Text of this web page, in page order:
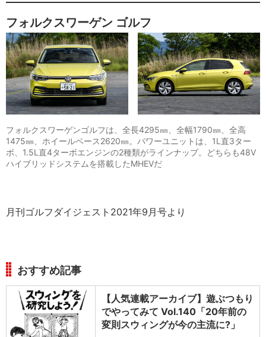
フォルクスワーゲン ゴルフ
フォルクスワーゲンゴルフは、全長4295㎜、全幅1790㎜、全高
1475㎜、ホイールベース2620㎜。パワーユニットは、1L直3ター
ボ、1.5L直4ターボエンジンの2種類がラインナップ。どちらも48V
ハイブリッドシステムを搭載したMHEVだ
月刊ゴルフダイジェスト2021年9月号より
おすすめ記事
【人気連載アーカイブ】遊ぶつもり
でやってみて Vol.140「20年前の
変則スウィングが今の主流に?」